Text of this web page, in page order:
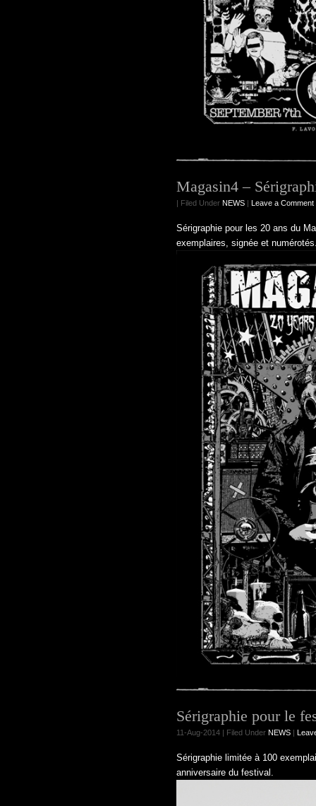
Magasin4 –
| Filed Under NEWS | Leave a Comment
Sérigraphie pour les 20 ans du
exemplaires, signée et
Sérigraphie pour le
11-Aug-2014 | Filed Under NEWS |
Sérigraphie limitée à 100
anniversaire du festival.